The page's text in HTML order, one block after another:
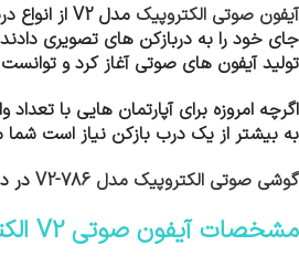
آیفون صوتی الکتروپیک مدل V2
از
جای خود را به دربازکن های تصویری
تولیدآیفون های صوتی آغاز کرد و
اگرچه امروزه برای آپارتمان هایی با
به بیشتر از یک درب بازکن نیاز است شما
گوشی صوتی الکتروپیک مدل V2-786
در
مشخصاتآیفون صوتی V2 الکتروپیک